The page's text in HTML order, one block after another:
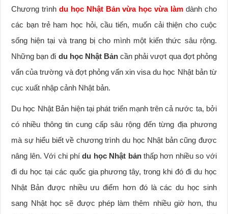
Chương trình du học Nhật Bản vừa học vừa làm dành cho
các bạn trẻ ham học hỏi, cầu tiến, muốn cải thiện cho cuộc
sống hiện tại và trang bị cho mình một kiến thức sâu rộng.
Những bạn đi du học Nhật Bản cần phải vượt qua đợt phỏng
vấn của trường và đợt phỏng vấn xin visa du học Nhật bản từ
cục xuất nhập cảnh Nhật bản.
Du học Nhật Bản hiện tại phát triển mạnh trên cả nước ta, bởi
có nhiều thông tin cung cấp sâu rộng đến từng địa phương
mà sự hiểu biết về chương trình du học Nhật bản cũng được
nâng lên. Với chi phídu học Nhật bảnthấp hơn nhiều so với
đi du học tại các quốc gia phương tây, trong khi đó đi du học
Nhật Bản được nhiều ưu điểm hơn đó là các du học sinh
sang Nhật học sẽ được phép làm thêm nhiều giờ hơn, thu